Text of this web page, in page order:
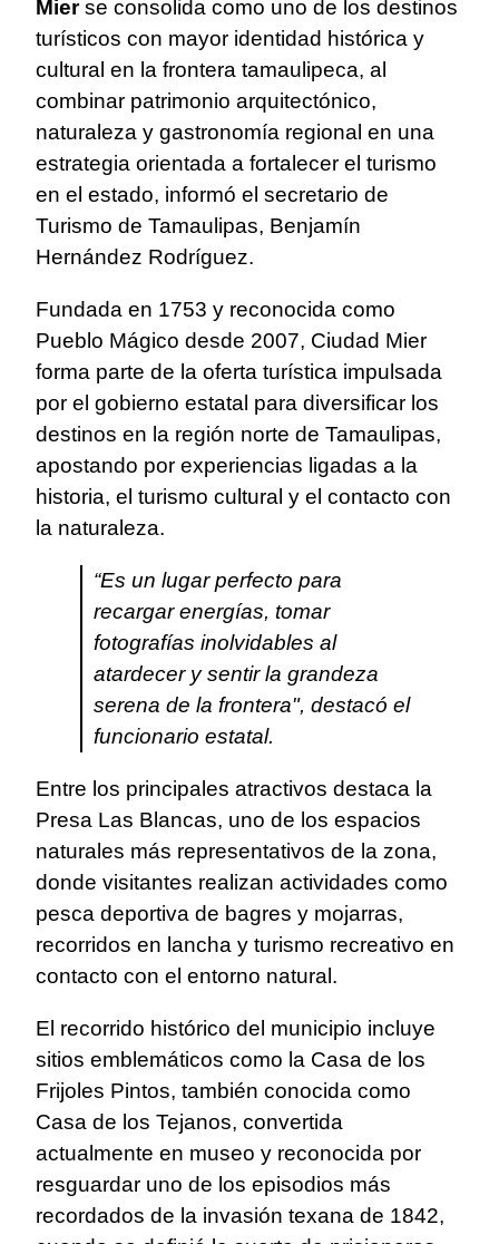
Mierse consolida como uno de los destinos
turísticos con mayor identidad histórica y
cultural en la frontera tamaulipeca, al
combinar patrimonio arquitectónico,
naturaleza y gastronomía regional en una
estrategia orientada a fortalecer el turismo
en el estado, informó el secretario de
Turismo de Tamaulipas, Benjamín
Hernández Rodríguez.
Fundada en 1753 y reconocida como
Pueblo Mágico desde 2007, Ciudad Mier
forma parte de la oferta turística impulsada
por el gobierno estatal para diversificar los
destinos en la región norte de Tamaulipas,
apostando por experiencias ligadas a la
historia, el turismo cultural y el contacto con
la naturaleza.
“Es un lugar perfecto para
recargar energías, tomar
fotografías inolvidables al
atardecer y sentir la grandeza
serena de la frontera", destacó el
funcionario estatal.
Entre los principales atractivos destaca la
Presa Las Blancas, uno de los espacios
naturales más representativos de la zona,
donde visitantes realizan actividades como
pesca deportiva de bagres y mojarras,
recorridos en lancha y turismo recreativo en
contacto con el entorno natural.
El recorrido histórico del municipio incluye
sitios emblemáticos como la Casa de los
Frijoles Pintos, también conocida como
Casa de los Tejanos, convertida
actualmente en museo y reconocida por
resguardar uno de los episodios más
recordados de la invasión texana de 1842,